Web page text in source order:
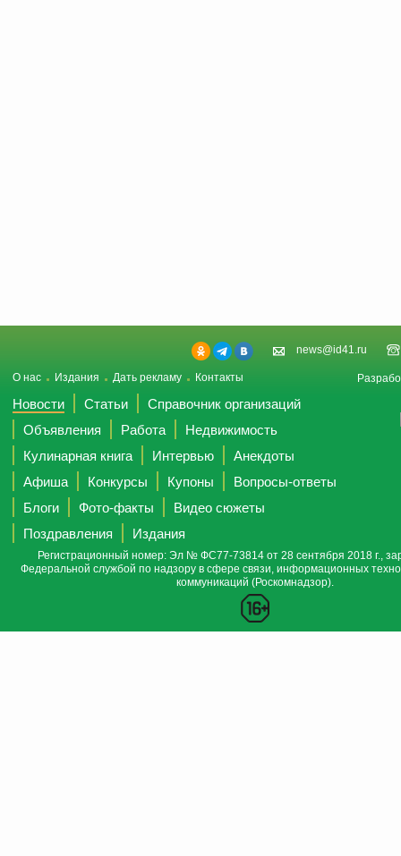
news@id41.ru
О нас Издания Дать рекламу Контакты
Новости Статьи
Справочник организаций
Объявления
Работа
Недвижимость
Кулинарная книга
Интервью
Анекдоты
Афиша
Конкурсы Купоны
Вопросы-ответы
Блоги
Фото-факты
Видео сюжеты
Поздравления
Издания
Регистрационный номер: Эл № ФС77-73814 от 28 сентября 2018 г.,
Федеральной службой по надзору в сфере связи, информационных
коммуникаций (Роскомнадзор).